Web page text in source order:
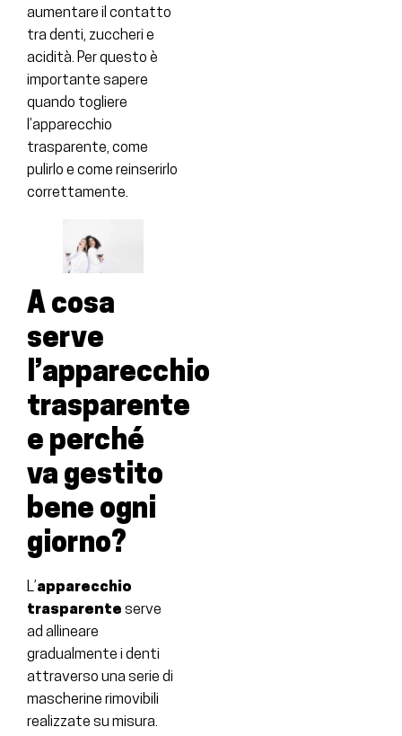
aumentare il contatto
tra denti, zuccheri e
acidità. Per questo è
importante sapere
quando togliere
l’apparecchio
trasparente, come
pulirlo e come reinserirlo
correttamente.
A cosa
serve
l’apparecchio
trasparente
e perché
va gestito
bene ogni
giorno?
L’apparecchio
trasparente serve
ad allineare
gradualmente i denti
attraverso una serie di
mascherine rimovibili
realizzate su misura.